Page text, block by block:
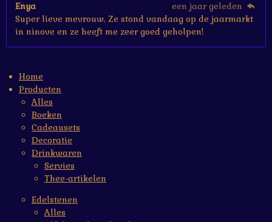
Enya
een jaar geleden
Super lieve mevrouw. Ze stond vandaag op de jaarmarkt
in ninove en ze heeft me zeer goed geholpen!
Home
Producten
Alles
Boeken
Cadeausets
Decoratie
Drinkwaren
Servies
Thee-artikelen
Edelstenen
Alles